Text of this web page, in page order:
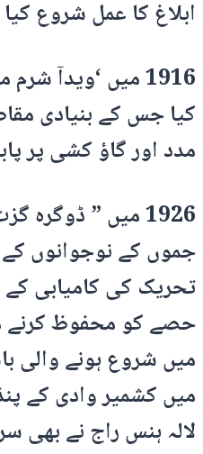
ابلاغ کا عمل شروع کیا
1916 میں ‘ویدآ
کیا جس کے بنیادی
مدد اور گاؤ کشی پر
1926 میں ”
جموں کے نوجوانوں
تحریک کی کامیابی کے
میں شروع ہونے والی
میں کشمیر وادی کے
لالہ ہنس راج نے بھی